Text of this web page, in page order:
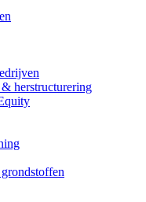
herstructurering